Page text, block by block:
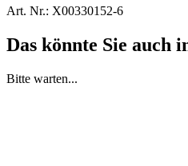
Art. Nr.: X00330152-6
Das könnte Sie auch
Bitte warten...